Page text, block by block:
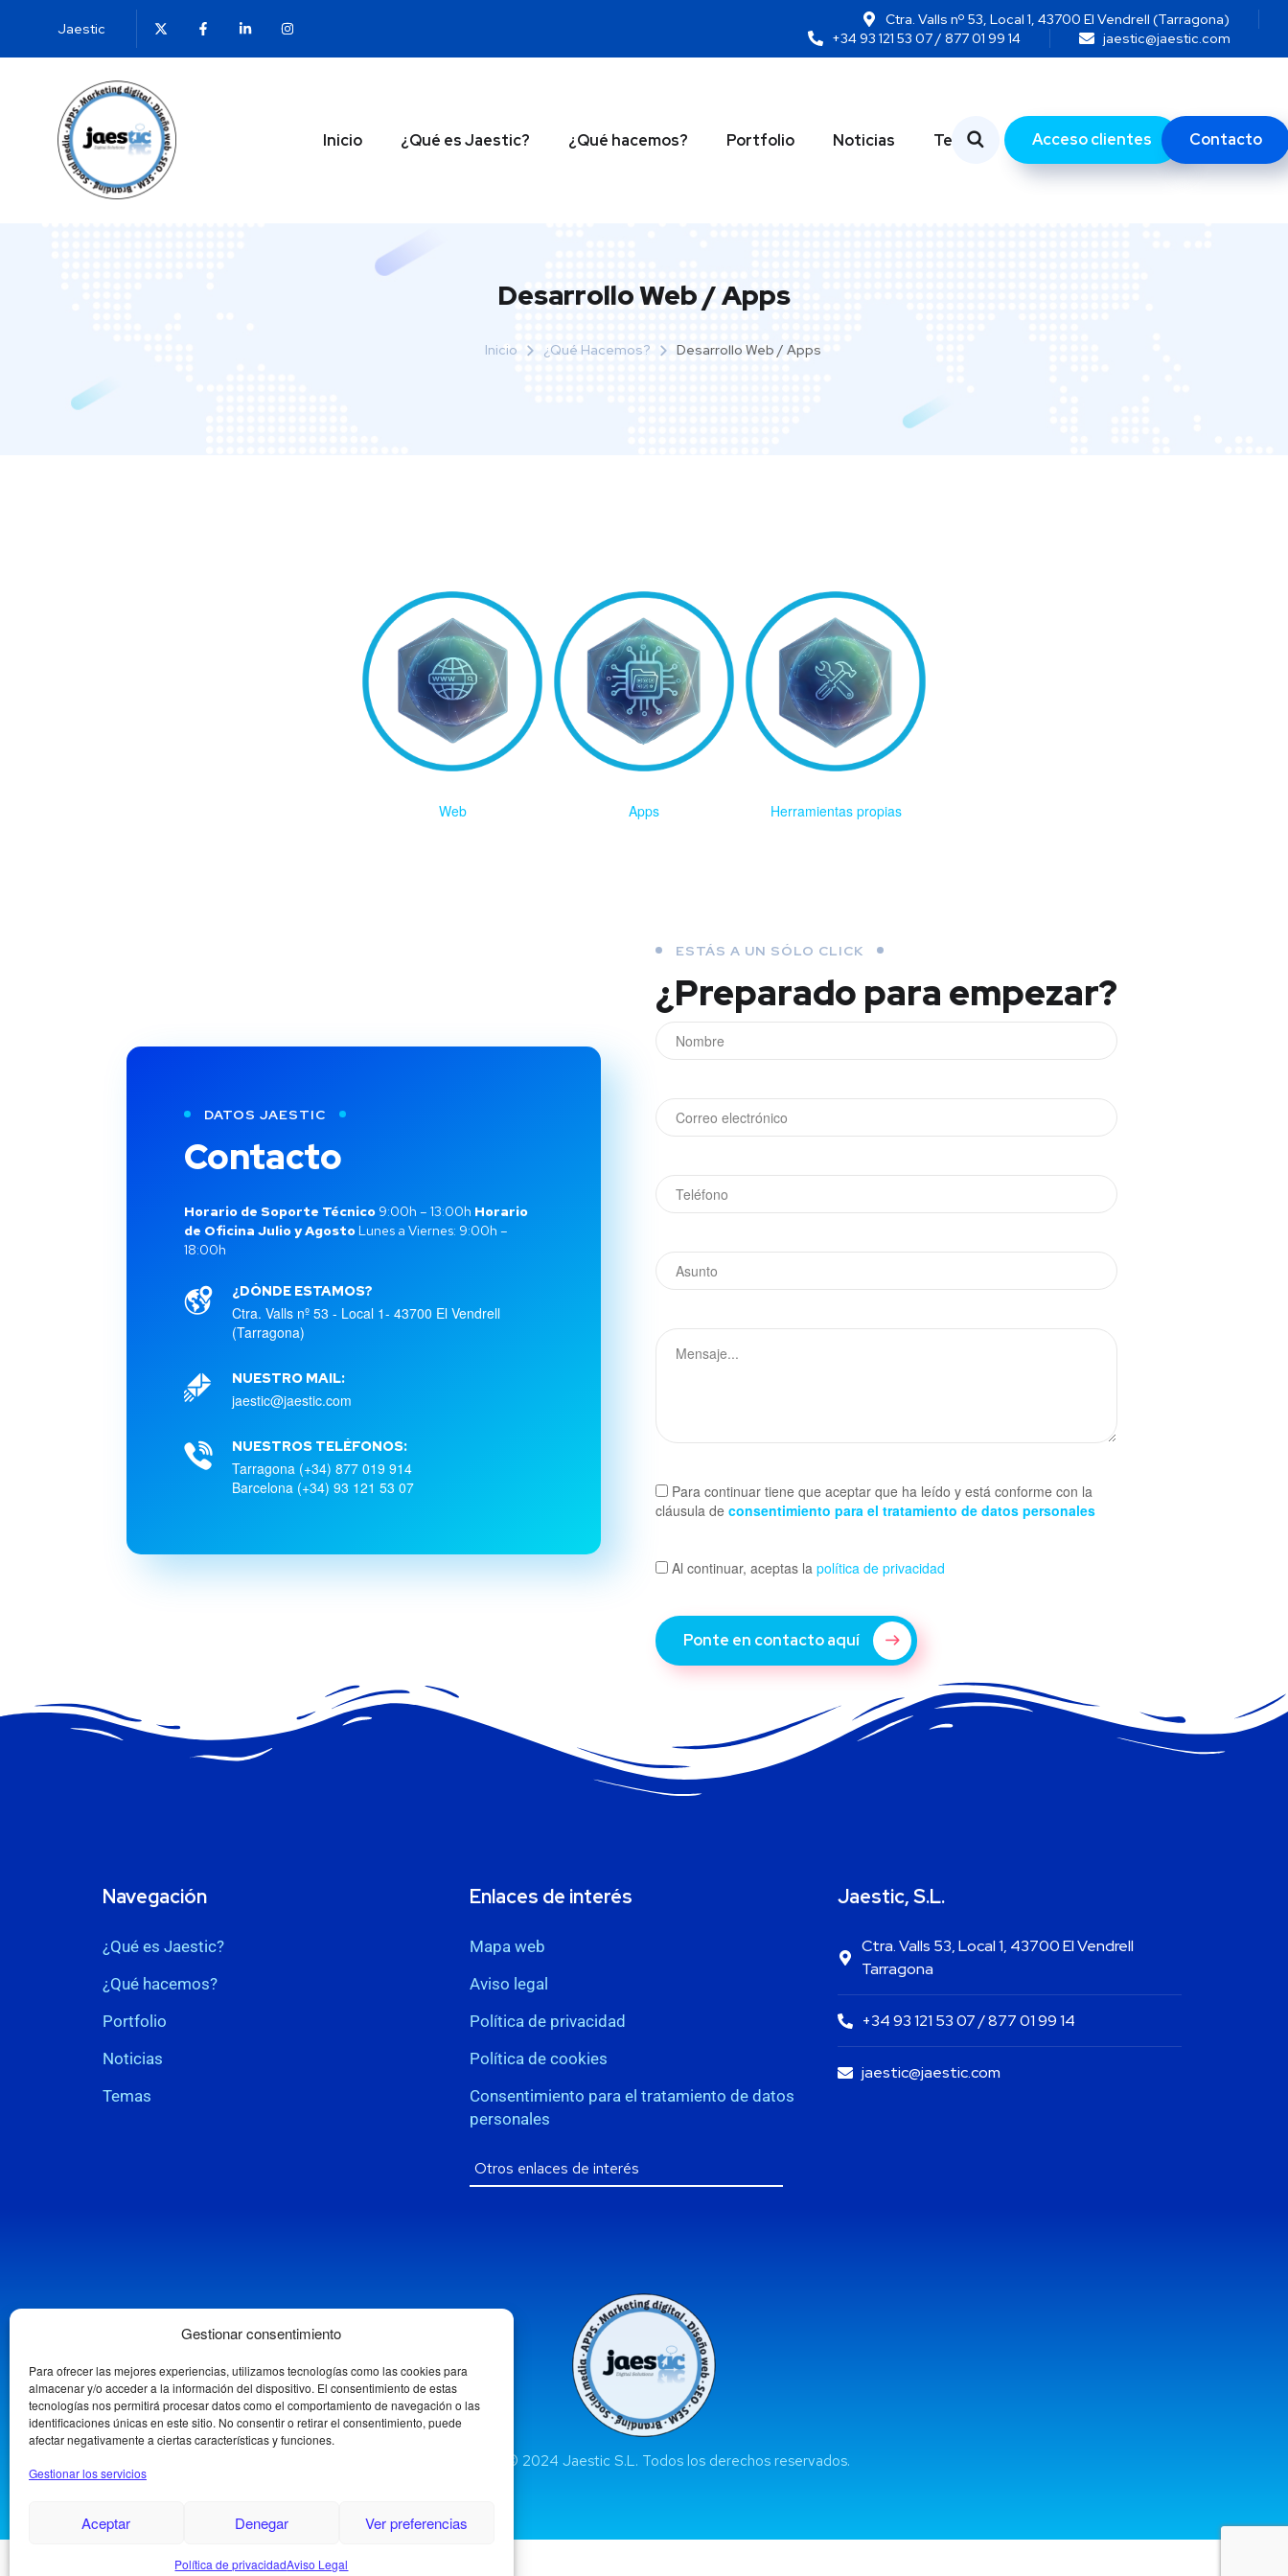
Gestionar consentimiento
Para ofrecer las mejores experiencias, utilizamos tecnologías como las cookies para
almacenar y/o acceder a la información del dispositivo. El consentimiento de estas
tecnologías nos permitirá procesar datos como el comportamiento de navegación o las
identificaciones únicas en este sitio. No consentir o retirar el consentimiento, puede
afectar negativamente a ciertas características y funciones.
Gestionar los servicios
Aceptar Denegar Ver preferencias
Política de privacidadAviso Legal
Jaestic
Ctra. Valls nº 53, Local 1, 43700 El Vendrell (Tarragona)
+34 93 121 53 07 / 877 01 99 14
jaestic@jaestic.com
Inicio ¿Qué es Jaestic? ¿Qué hacemos? Portfolio Noticias Temas Acceso clientes Contacto
Desarrollo Web / Apps
Inicio ¿Qué Hacemos? Desarrollo Web / Apps
Web Apps Herramientas propias
DATOS JAESTIC
Contacto
Horario de Soporte Técnico 9:00h – 13:00h Horario
de Oficina Julio y AgostoLunes a Viernes: 9:00h –
18:00h
¿DÓNDE ESTAMOS?
Ctra. Valls nº 53 - Local 1- 43700 El Vendrell
(Tarragona)
NUESTRO MAIL:
jaestic@jaestic.com
NUESTROS TELÉFONOS:
Tarragona (+34) 877 019 914
Barcelona (+34) 93 121 53 07
ESTÁS A UN SÓLO CLICK
¿Preparado para empezar?
Para continuar tiene que aceptar que ha leído y está conforme con la
cláusula de consentimiento para el tratamiento de datos personales
Al continuar, aceptas la política de privacidad
Ponte en contacto aquí
Navegación
¿Qué es Jaestic?
¿Qué hacemos?
Portfolio
Noticias
Temas
Enlaces de interés
Mapa web
Aviso legal
Política de privacidad
Política de cookies
Consentimiento para el tratamiento de datos
personales
Jaestic, S.L.
Ctra. Valls 53, Local 1, 43700 El Vendrell
Tarragona
+34 93 121 53 07 / 877 01 99 14
jaestic@jaestic.com
Copyright © 2024 Jaestic S.L. Todos los derechos reservados.